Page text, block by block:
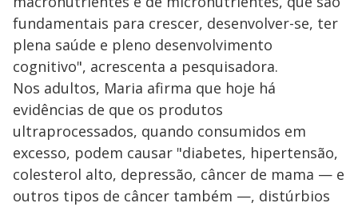
fundamentais para crescer, desenvolver-se, ter
plena saúde e pleno desenvolvimento
cognitivo", acrescenta a pesquisadora.
Nos adultos, Maria afirma que hoje há
evidências de que os produtos
ultraprocessados, quando consumidos em
excesso, podem causar "diabetes, hipertensão,
colesterol alto, depressão, câncer de mama — e
outros tipos de câncer também —, distúrbios